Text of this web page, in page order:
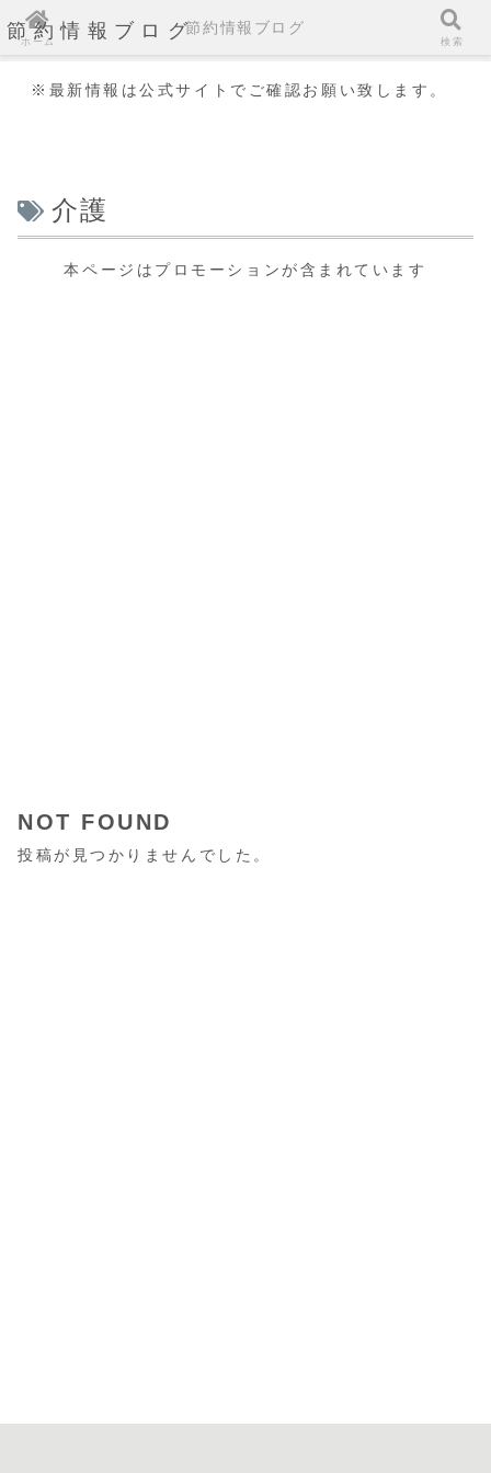
節約情報ブログ
※最新情報は公式サイトでご確認お願い致します。
介護
本ページはプロモーションが含まれています
NOT FOUND
投稿が見つかりませんでした。
ホーム
節約情報ブログ
検索